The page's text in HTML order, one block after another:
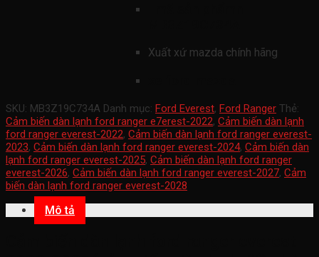
Xuất xứ mazda chính hãng
SKU: MB3Z19C734A Danh mục: Ford Everest, Ford Ranger Thẻ:
Cảm biến dàn lạnh ford ranger e7erest-2022, Cảm biến dàn lạnh
ford ranger everest-2022, Cảm biến dàn lạnh ford ranger everest-
2023, Cảm biến dàn lạnh ford ranger everest-2024, Cảm biến dàn
lạnh ford ranger everest-2025, Cảm biến dàn lạnh ford ranger
everest-2026, Cảm biến dàn lạnh ford ranger everest-2027, Cảm
biến dàn lạnh ford ranger everest-2028
Mô tả